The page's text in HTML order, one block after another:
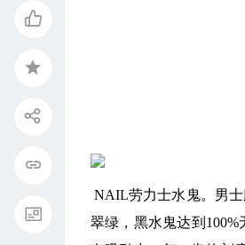
NAIL劳力士水鬼。男
翠绿，黑水鬼达到